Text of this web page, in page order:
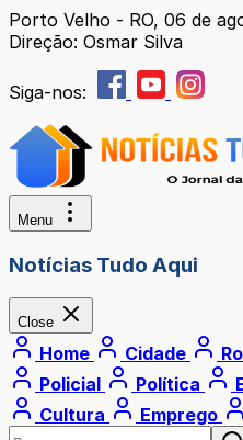
Porto Velho - RO, 06 de
Direção: Osmar Silva
Siga-nos:
Menu
Notícias Tudo Aqui
Close
Home Cidade
Policial
Política
Cultura
Emprego